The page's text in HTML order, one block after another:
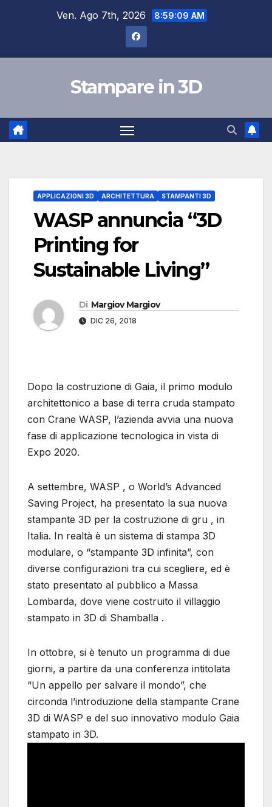
Ven. Ago 7th, 2026 8:59:10 AM
Stampare in 3D
APPLICAZIONI 3D ARCHITETTURA STAMPANTI 3D
WASP annuncia “3D
Printing for
Sustainable Living”
Di Margiov Margiov
DIC 26, 2018
Dopo la costruzione di Gaia, il primo modulo
architettonico a base di terra cruda stampato
con Crane WASP, l’azienda avvia una nuova
fase di applicazione tecnologica in vista di
Expo 2020.
A settembre, WASP , o World’s Advanced
Saving Project, ha presentato la sua nuova
stampante 3D per la costruzione di gru , in
Italia. In realtà è un sistema di stampa 3D
modulare, o “stampante 3D infinita”, con
diverse configurazioni tra cui scegliere, ed è
stato presentato al pubblico a Massa
Lombarda, dove viene costruito il villaggio
stampato in 3D di Shamballa .
In ottobre, si è tenuto un programma di due
giorni, a partire da una conferenza intitolata
“Un appello per salvare il mondo”, che
circonda l’introduzione della stampante Crane
3D di WASP e del suo innovativo modulo Gaia
stampato in 3D.